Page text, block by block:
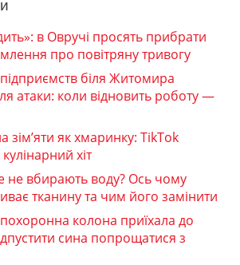
в Овручі просять прибрати
про повітряну тривогу
біля Житомира
атаки: коли відновить роботу —
зім’яти як хмаринку: TikTok
хіт
не вбирають воду? Ось чому
тканину та чим його замінити
колона приїхала до
сина попрощатися з